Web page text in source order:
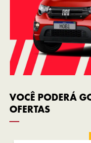
VOCÊ PODERÁ
OFERTAS